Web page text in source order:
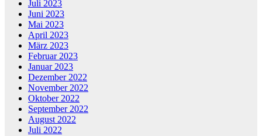
Juli 2023
Juni 2023
Mai 2023
April 2023
März 2023
Februar 2023
Januar 2023
Dezember 2022
November 2022
Oktober 2022
September 2022
August 2022
Juli 2022